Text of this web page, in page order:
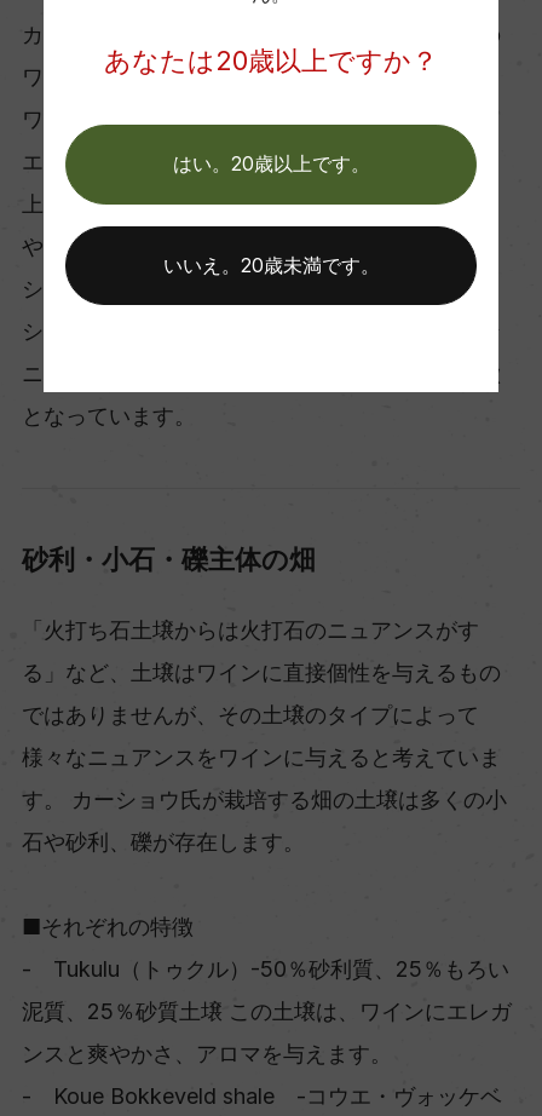
カーショウ氏が目指すワインのスタイルは、その
ワインが生まれた場所が連想されるような（テロ
ワールが感じられる）ワインです。カーショウ・
エルギン・シャルドネは控えめで、ミネラル感、
上品な白い果実味に、オートミールのニュアンス
やオーク樽由来の複雑さが感じられます。一方、
シラーは黒果実やヨード、薬草や黒胡椒のフレッ
シュで調和の取れた味わいを引き出す繊細なタン
ニンに支えられた緻密なスタイルのワインが特徴
となっています。
砂利・小石・礫主体の畑
「火打ち石土壌からは火打石のニュアンスがす
る」など、土壌はワインに直接個性を与えるもの
ではありませんが、その土壌のタイプによって
様々なニュアンスをワインに与えると考えていま
す。 カーショウ氏が栽培する畑の土壌は多くの小
石や砂利、礫が存在します。
■それぞれの特徴
- Tukulu（トゥクル）-50％砂利質、25％もろい
泥質、25％砂質土壌 この土壌は、ワインにエレガ
ンスと爽やかさ、アロマを与えます。
- Koue Bokkeveld shale -コウエ・ヴォッケベ
あなたは20歳以上ですか？
はい。20歳以上です。
いいえ。20歳未満です。